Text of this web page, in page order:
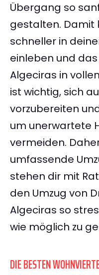
Übergang so
gestalten. Damit
schneller in
einleben und
Algeciras in
ist wichtig, sich
vorzubereiten
um unerwartete
vermeiden.
umfassende
stehen dir mit
den Umzug von
Algeciras so
wie möglich zu
DIE BESTEN